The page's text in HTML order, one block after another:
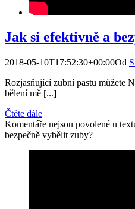
Jak si efektivně a
2018-05-10T17:52:30+00:00Od
Rozjasňující zubní pastu můžete
bělení mě [...]
Čtěte dále
Komentáře nejsou povolené u
bezpečně vybělit zuby?